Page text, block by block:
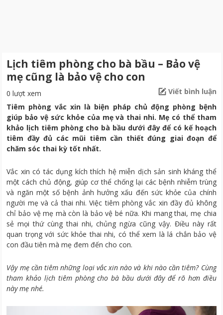
Lịch tiêm phòng cho bà bầu – Bảo vệ
mẹ cũng là bảo vệ cho con
0 lượt xem
Viết bình luận
Tiêm phòng vắc xin là biện pháp chủ động phòng bệnh
giúp bảo vệ sức khỏe của mẹ và thai nhi. Mẹ có thể tham
khảo lịch tiêm phòng cho bà bầu dưới đây để có kế hoạch
tiêm đầy đủ các mũi tiêm cần thiết đúng giai đoạn để
chăm sóc thai kỳ tốt nhất.
Vắc xin có tác dụng kích thích hệ miễn dịch sản sinh kháng thể
một cách chủ động, giúp cơ thể chống lại các bệnh nhiễm trùng
và ngăn một số bệnh ảnh hưởng xấu đến sức khỏe của chính
người mẹ và cả thai nhi. Việc tiêm phòng vắc xin đầy đủ không
chỉ bảo vệ mẹ mà còn là bảo vệ bé nữa. Khi mang thai, mẹ chia
sẻ mọi thứ cùng thai nhi, chủng ngừa cũng vậy. Điều này rất
quan trọng với sức khỏe thai nhi, có thể xem là lá chắn bảo vệ
con đầu tiên mà mẹ đem đến cho con.
Vậy mẹ cần tiêm những loại vắc xin nào và khi nào cần tiêm? Cùng
tham khảo lịch tiêm phòng cho bà bầu dưới đây để rõ hơn điều
này mẹ nhé.